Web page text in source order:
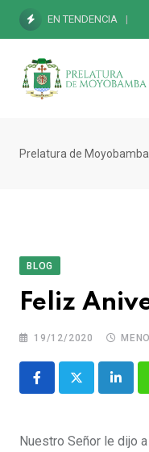
EN TENDENCIA
Prelatura de Moyobamba
BLOG
Feliz
19/12/2020
Nuestro Señor le dijo